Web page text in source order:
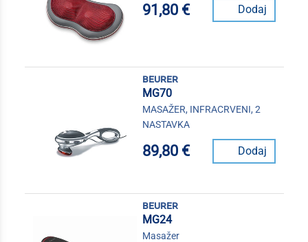
91,80 € Dodaj
beurer
MG70
MASAŽER, INFRACRVENI, 2
NASTAVKA
89,80 € Dodaj
beurer
MG24
Masažer